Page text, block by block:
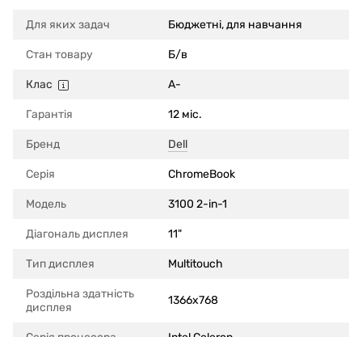
Для яких задач Бюджетні, для навчання
Стан товару Б/в
Клас A-
Гарантія 12 міс.
Бренд Dell
Серія ChromeBook
Модель 3100 2-in-1
Діагональ дисплея 11"
Тип дисплея Multitouch
Роздільна здатність
дисплея
1366x768